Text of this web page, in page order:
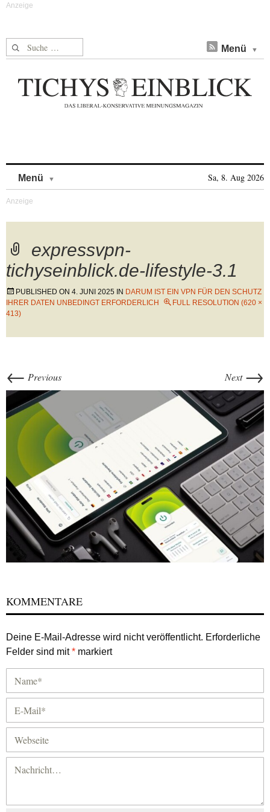
Suche nach: Menü
Menü Sa, 8. Aug 2026
expressvpn-
tichyseinblick.de-lifestyle-3.1
PUBLISHED ON 4. JUNI 2025 IN DARUM IST EIN VPN FÜR DEN SCHUTZ
IHRER DATEN UNBEDINGT ERFORDERLICH
FULL RESOLUTION (620 ×
413)
← Previous Next →
KOMMENTARE
Deine E-Mail-Adresse wird nicht veröffentlicht. Erforderliche
Felder sind mit* markiert